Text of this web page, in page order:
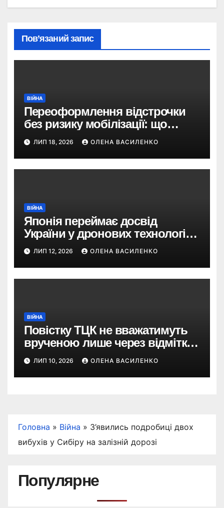
Пов’язаний запис
ВІЙНА
Переоформлення відстрочки
без ризику мобілізації: що
змінив Кабмін і як це
використати
ЛИП 18, 2026 ОЛЕНА ВАСИЛЕНКО
ВІЙНА
Японія переймає досвід
України у дронових технологіях
— і планує 80-кратне
збільшення виробництва
ЛИП 12, 2026 ОЛЕНА ВАСИЛЕНКО
ВІЙНА
Повістку ТЦК не вважатимуть
врученою лише через відмітку
пошти: що пропонує новий
законопроєкт
ЛИП 10, 2026 ОЛЕНА ВАСИЛЕНКО
Головна » Війна » З’явились подробиці двох
вибухів у Сибіру на залізній дорозі
Популярне